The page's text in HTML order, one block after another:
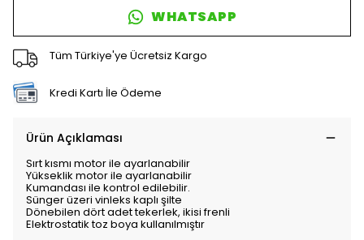
WHATSAPP
Tüm Türkiye'ye Ücretsiz Kargo
Kredi Kartı İle Ödeme
Ürün Açıklaması
Sırt kısmı motor ile ayarlanabilir
Yükseklik motor ile ayarlanabilir
Kumandası ile kontrol edilebilir.
Sünger üzeri vinleks kaplı şilte
Dönebilen dört adet tekerlek, ikisi frenli
Elektrostatik toz boya kullanılmıştır